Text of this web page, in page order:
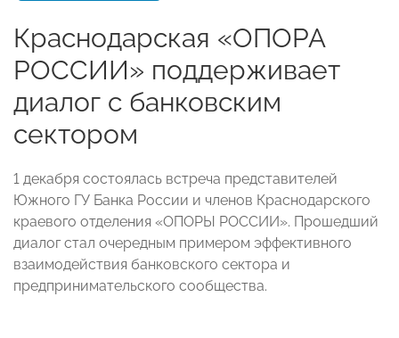
Краснодарская «ОПОРА
РОССИИ» поддерживает
диалог с банковским
сектором
1 декабря состоялась встреча представителей
Южного ГУ Банка России и членов Краснодарского
краевого отделения «ОПОРЫ РОССИИ». Прошедший
диалог стал очередным примером эффективного
взаимодействия банковского сектора и
предпринимательского сообщества.